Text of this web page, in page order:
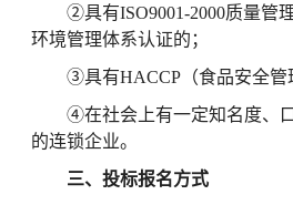
②具有ISO9001-2000质量管
环境管理体系认证的；
③具有HACCP（食品安全管
④在社会上有一定知名度、
的连锁企业。
三、 投标报名方式